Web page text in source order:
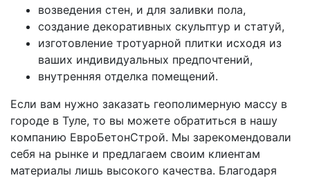
возведения стен, и для заливки пола,
создание декоративных скульптур и статуй,
изготовление тротуарной плитки исходя из
ваших индивидуальных предпочтений,
внутренняя отделка помещений.
Если вам нужно заказать геополимерную массу в
городе в Туле, то вы можете обратиться в нашу
компанию ЕвроБетонСтрой. Мы зарекомендовали
себя на рынке и предлагаем своим клиентам
материалы лишь высокого качества. Благодаря